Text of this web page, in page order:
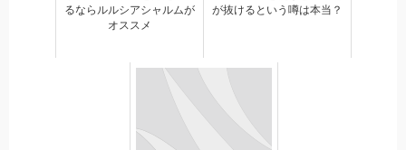
るならルルシアシャルムが
オススメ
が抜けるという噂は本当？